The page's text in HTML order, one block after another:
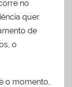
no
quer
de
o
o momento,